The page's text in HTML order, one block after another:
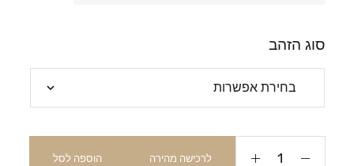
סוג הזהב
לרכישה מהירה הוספה לסל